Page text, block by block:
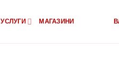
УСЛУГИ МАГАЗИНИ